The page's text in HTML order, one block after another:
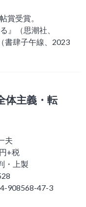
賞受賞。
』（思潮社、
書肆子午線、2023
主義・転
夫
+税
・上製
908568-47-3